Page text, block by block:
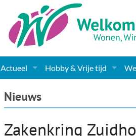
Actueel
Nieuws
Hobby & Vrije tijd
Nieuws
Zakenkring